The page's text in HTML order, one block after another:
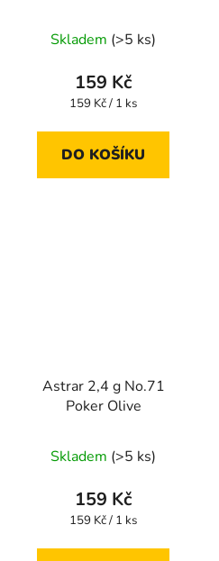
Skladem (>5 ks)
159 Kč
Měrná
159 Kč / 1 ks
DO KOŠÍKU
Astrar 2,4 g No.71
Poker Olive
Skladem (>5 ks)
159 Kč
Měrná
159 Kč / 1 ks